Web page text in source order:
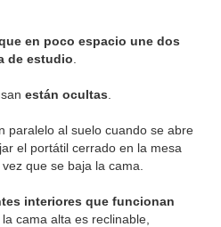
en poco espacio une dos
de estudio
están ocultas
paralelo al suelo cuando se abre
el portátil cerrado en la mesa
que se baja la cama.
interiores que funcionan
la cama alta es reclinable,